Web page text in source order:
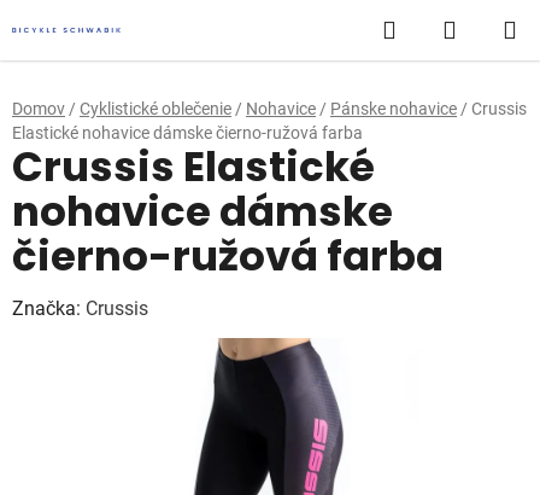
na
obsah
Hľadať
KOŠÍK
Domov / Cyklistické oblečenie / Nohavice / Pánske nohavice / Crussis
Elastické nohavice dámske čierno-ružová farba
Crussis Elastické
nohavice dámske
čierno-ružová farba
Značka: Crussis